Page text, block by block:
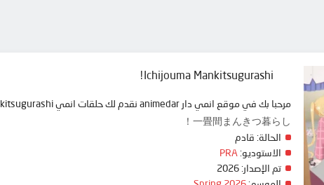
Ichijouma Mankitsugurashi!
مرحبا بك في موقع انمي دار animedar نقدم لك حلقات انمي Ichijouma Mankitsugurashi! مترجم عربي بجودة عالية على سرفرات متعددة, مشاهدة ممتعة
一畳間まんきつ暮らし！
الحالة: قادم
الاستوديو: PRA
تم الإصدار: